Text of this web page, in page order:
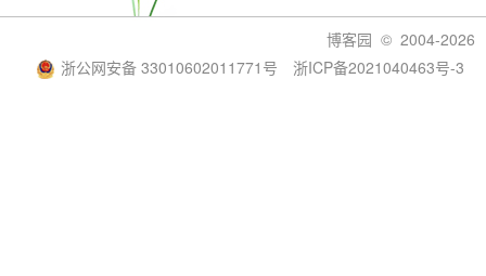
博客园 © 2004-2026
浙公网安备 33010602011771号
浙ICP备2021040463号-3